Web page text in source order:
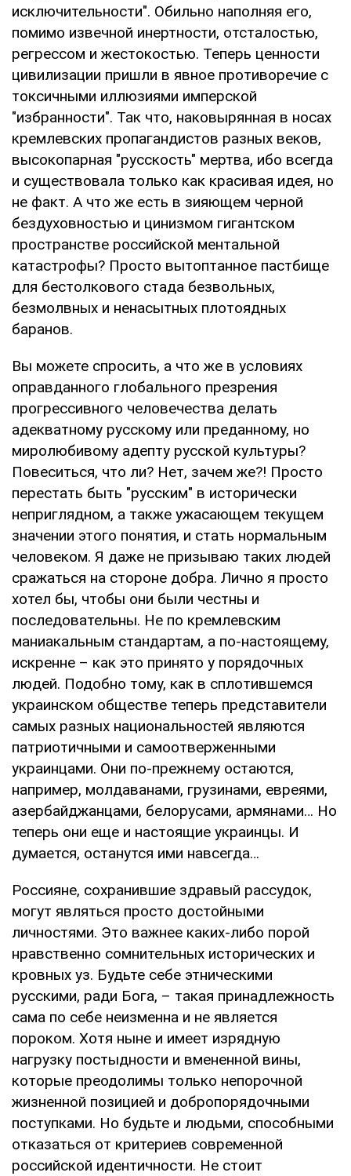
исключительности". Обильно наполняя его,
помимо извечной инертности, отсталостью,
регрессом и жестокостью. Теперь ценности
цивилизации пришли в явное противоречие с
токсичными иллюзиями имперской
"избранности". Так что, наковырянная в носах
кремлевских пропагандистов разных веков,
высокопарная "русскость" мертва, ибо всегда
и существовала только как красивая идея, но
не факт. А что же есть в зияющем черной
бездуховностью и цинизмом гигантском
пространстве российской ментальной
катастрофы? Просто вытоптанное пастбище
для бестолкового стада безвольных,
безмолвных и ненасытных плотоядных
баранов.
Вы можете спросить, а что же в условиях
оправданного глобального презрения
прогрессивного человечества делать
адекватному русскому или преданному, но
миролюбивому адепту русской культуры?
Повеситься, что ли? Нет, зачем же?! Просто
перестать быть "русским" в исторически
неприглядном, а также ужасающем текущем
значении этого понятия, и стать нормальным
человеком. Я даже не призываю таких людей
сражаться на стороне добра. Лично я просто
хотел бы, чтобы они были честны и
последовательны. Не по кремлевским
маниакальным стандартам, а по-настоящему,
искренне – как это принято у порядочных
людей. Подобно тому, как в сплотившемся
украинском обществе теперь представители
самых разных национальностей являются
патриотичными и самоотверженными
украинцами. Они по-прежнему остаются,
например, молдаванами, грузинами, евреями,
азербайджанцами, белорусами, армянами… Но
теперь они еще и настоящие украинцы. И
думается, останутся ими навсегда…
Россияне, сохранившие здравый рассудок,
могут являться просто достойными
личностями. Это важнее каких-либо порой
нравственно сомнительных исторических и
кровных уз. Будьте себе этническими
русскими, ради Бога, – такая принадлежность
сама по себе неизменна и не является
пороком. Хотя ныне и имеет изрядную
нагрузку постыдности и вмененной вины,
которые преодолимы только непорочной
жизненной позицией и добропорядочными
поступками. Но будьте и людьми, способными
отказаться от критериев современной
российской идентичности. Не стоит